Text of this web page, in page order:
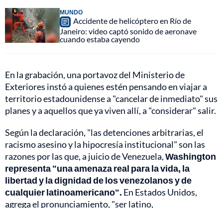
MUNDO
Accidente de helicóptero en Río de
Janeiro: video captó sonido de aeronave
cuando estaba cayendo
En la grabación, una portavoz del Ministerio de
Exteriores instó a quienes estén pensando en viajar a
territorio estadounidense a "cancelar de inmediato" sus
planes y a aquellos que ya viven allí, a "considerar" salir.
Según la declaración, "las detenciones arbitrarias, el
racismo asesino y la hipocresía institucional" son las
razones por las que, a juicio de Venezuela,Washington
representa "una amenaza real para la vida, la
libertad y la dignidad de los venezolanos y de
cualquier latinoamericano". En Estados Unidos,
agrega el pronunciamiento, "ser latino,